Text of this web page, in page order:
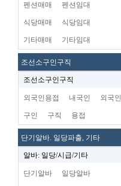
펜션매매 펜션임대
식당매매 식당임대
기타매매 기타임대
조선소구인구직
조선소구인구직
외국인용접 내국인 외국인
구인 구직 용접
단기알바. 일당파출, 기타
알바: 일당/시급/기타
단기알바 일당알바